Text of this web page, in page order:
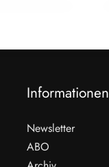
Informationen
Newsletter
ABO